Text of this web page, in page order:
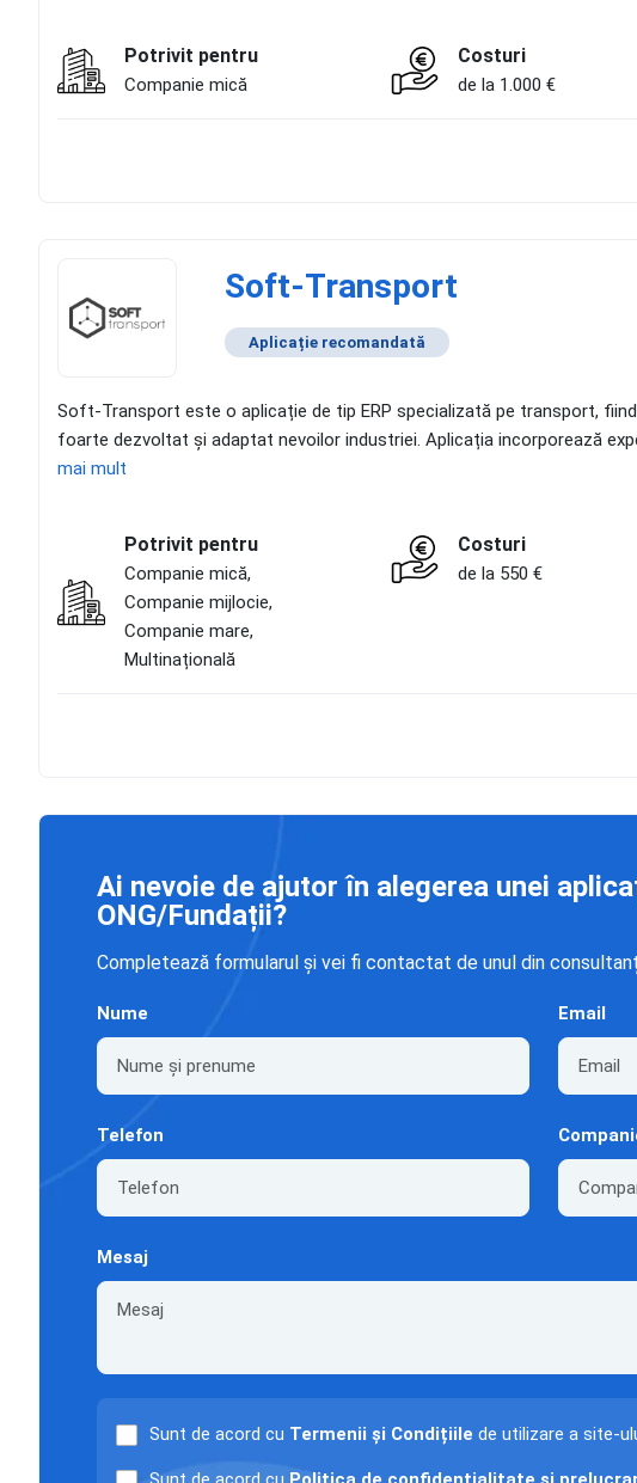
Potrivit pentru
Companie mică
Costuri
de la 1.000 €
Soft-Transport
Aplicație recomandată
Soft-Transport este o aplicație de tip ERP specializată pe transport,
foarte dezvoltat și adaptat nevoilor industriei. Aplicația incorporează
mai mult
Potrivit pentru
Companie mică,
Companie mijlocie,
Companie mare,
Multinațională
Costuri
de la 550 €
Ai nevoie de ajutor în alegerea unei
ONG/Fundații?
Completează formularul și vei fi contactat de unul din
Nume Email
Telefon
Mesaj
Sunt de acord cu Termenii și Condițiile de utilizare a site-